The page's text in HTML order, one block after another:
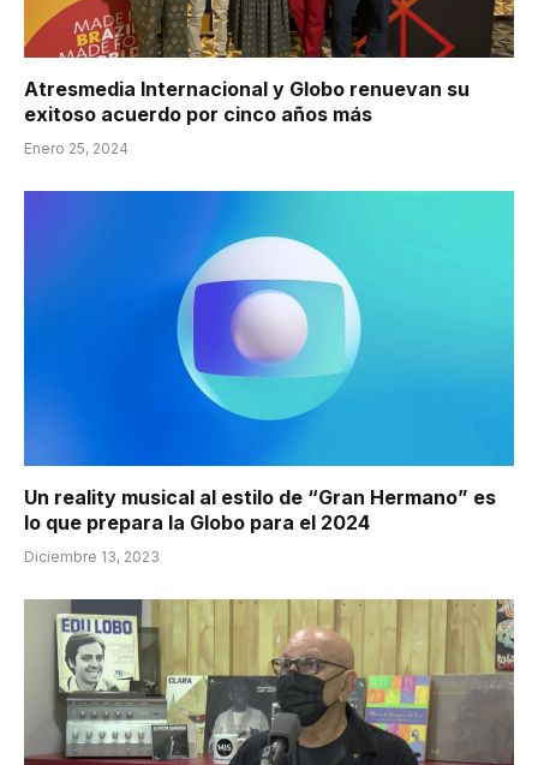
Atresmedia Internacional y Globo renuevan su
exitoso acuerdo por cinco años más
Enero 25, 2024
Un reality musical al estilo de “Gran Hermano” es
lo que prepara la Globo para el 2024
Diciembre 13, 2023